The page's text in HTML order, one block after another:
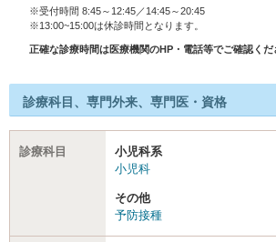
※受付時間 8:45～12:45／14:45～20:45
※13:00~15:00は休診時間となります。
正確な診療時間は医療機関のHP・電話等でご確認くだ
診療科目、専門外来、専門医・資格
診療科目
小児科系
小児科
その他
予防接種